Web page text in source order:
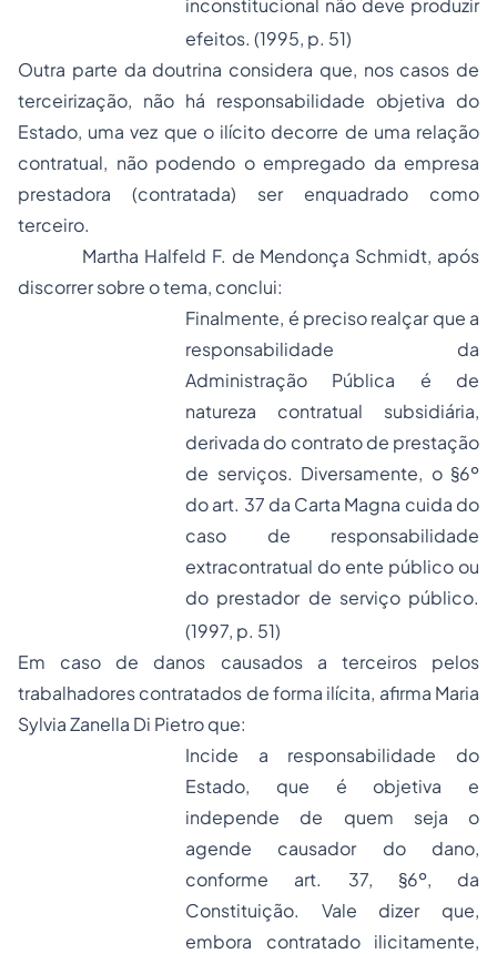
inconstitucional não deve produzir
efeitos. (1995, p. 51)
Outra parte da doutrina considera que, nos casos de
terceirização, não há responsabilidade objetiva do
Estado, uma vez que o ilícito decorre de uma relação
contratual, não podendo o empregado da empresa
prestadora (contratada) ser enquadrado como
terceiro.
Martha Halfeld F. de Mendonça Schmidt, após
discorrer sobre o tema, conclui:
Finalmente, é preciso realçar que a
responsabilidade da
Administração Pública é de
natureza contratual subsidiária,
derivada do contrato de prestação
de serviços. Diversamente, o §6º
do art. 37 da Carta Magna cuida do
caso de responsabilidade
extracontratual do ente público ou
do prestador de serviço público.
(1997, p. 51)
Em caso de danos causados a terceiros pelos
trabalhadores contratados de forma ilícita, afirma Maria
Sylvia Zanella Di Pietro que:
Incide a responsabilidade do
Estado, que é objetiva e
independe de quem seja o
agende causador do dano,
conforme art. 37, §6º, da
Constituição. Vale dizer que,
embora contratado ilicitamente,